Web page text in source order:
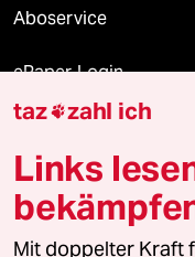
Aboservice
ePaper Login
Downloads für
© 2026 taz Verlags
Alle Rechte vorbehalten.
taz zahl ich
Links
Mit doppelter Kraft